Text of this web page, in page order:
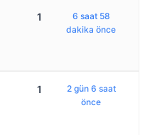
1
6 saat 58
dakika önce
1
2 gün 6 saat
önce